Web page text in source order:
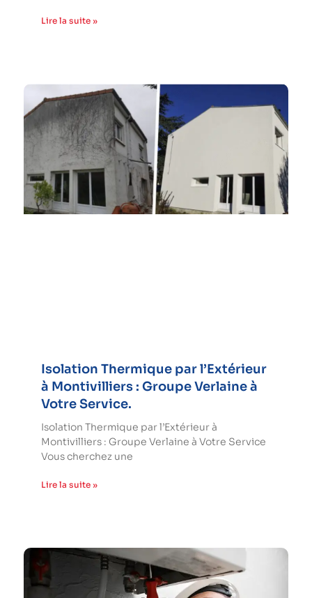
Lire la suite »
Isolation Thermique par l’Extérieur
à Montivilliers : Groupe Verlaine à
Votre Service.
Isolation Thermique par l’Extérieur à
Montivilliers : Groupe Verlaine à Votre Service
Vous cherchez une
Lire la suite »